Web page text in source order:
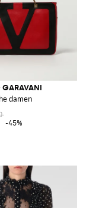
Stilettoabsatz
damen
-45%